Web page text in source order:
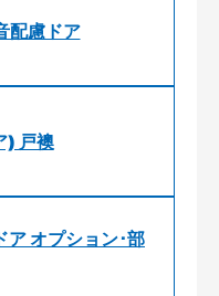
配慮ドア
) 戸襖
オプション･部